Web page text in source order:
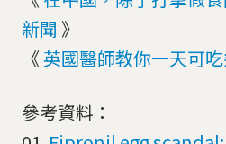
新聞 》
《英國醫師教你一天可
參考資料：